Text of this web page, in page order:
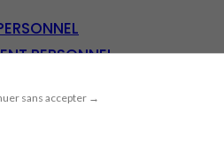
sans accepter →
PERSONNEL